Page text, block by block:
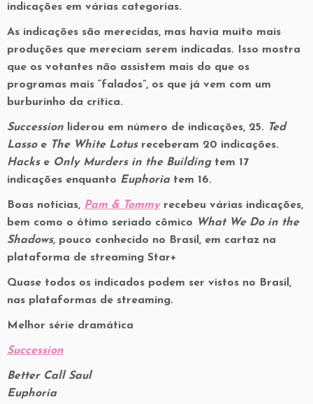
indicações em várias categorias.
As indicações são merecidas, mas havia muito mais
produções que mereciam serem indicadas. Isso mostra
que os votantes não assistem mais do que os
programas mais “falados”, os que já vem com um
burburinho da crítica.
Succession liderou em número de indicações, 25. Ted
Lasso e The White Lotus receberam 20 indicações.
Hackse Only Murders in the Buildingtem 17
indicações enquanto Euphoriatem 16.
Boas notícias, Pam & Tommyrecebeu várias indicações,
bem como o ótimo seriado cômico What We Do in the
Shadows, pouco conhecido no Brasil, em cartaz na
plataforma de streaming Star+
Quase todos os indicados podem ser vistos no Brasil,
nas plataformas de streaming.
Melhor série dramática
Succession
Better Call Saul
Euphoria